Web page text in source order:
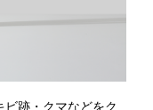
跡・クマなどをク